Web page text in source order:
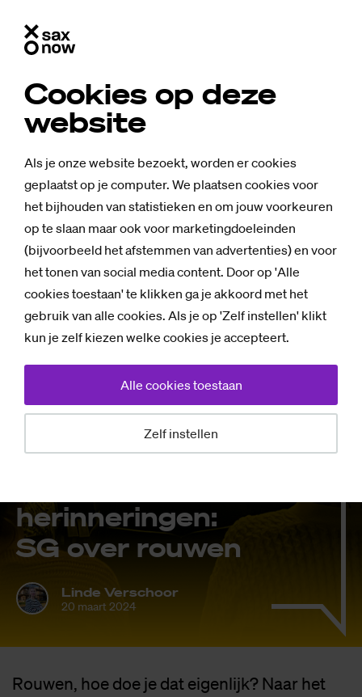
Cookies op deze
website
Als je onze website bezoekt, worden er cookies
geplaatst op je computer. We plaatsen cookies voor
het bijhouden van statistieken en om jouw voorkeuren
op te slaan maar ook voor marketingdoeleinden
(bijvoorbeeld het afstemmen van advertenties) en voor
het tonen van social media content. Door op 'Alle
cookies toestaan' te klikken ga je akkoord met het
gebruik van alle cookies. Als je op 'Zelf instellen' klikt
kun je zelf kiezen welke cookies je accepteert.
Zelf instellen
Alle cookies toestaan
Studium Generale
Veer­kracht,
dode goud­vis­sen
her­in­ne­rin­gen:
SG over rou­wen
Linde Verschoor
20 maart 2024
Rouwen, hoe doe je dat eigenlijk? Naar het